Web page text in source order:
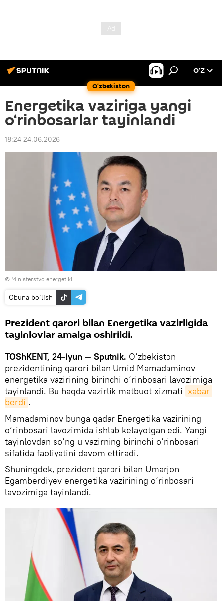
O‘zbekiston
O’Z
Energetika vaziriga yangi
o‘rinbosarlar tayinlandi
18:24 24.06.2026
© Ministerstvo energetiki
Obuna bo‘lish
Prezident qarori bilan Energetika vazirligida
tayinlovlar amalga oshirildi.
TOShKENT, 24-iyun — Sputnik. O‘zbekiston
prezidentining qarori bilan Umid Mamadaminov
energetika vazirining birinchi o‘rinbosari lavozimiga
tayinlandi. Bu haqda vazirlik matbuot xizmati xabar
berdi .
Mamadaminov bunga qadar Energetika vazirining
o‘rinbosari lavozimida ishlab kelayotgan edi. Yangi
tayinlovdan so‘ng u vazirning birinchi o‘rinbosari
sifatida faoliyatini davom ettiradi.
Shuningdek, prezident qarori bilan Umarjon
Egamberdiyev energetika vazirining o‘rinbosari
lavozimiga tayinlandi.